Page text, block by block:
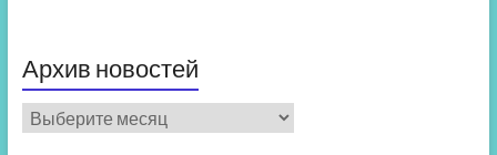
Архив новостей
Архив
новостей